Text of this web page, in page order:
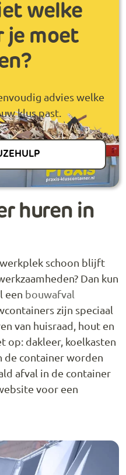
welke
je moet
advies welke
klus past.
huren in
schoon blijft
Dan kun
een bouwafval
zijn speciaal
van huisraad, hout en
op: dakleer, koelkasten
de container worden
afval in de container
voor een